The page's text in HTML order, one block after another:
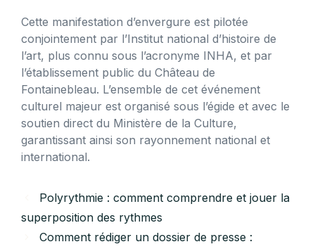
Cette manifestation d’envergure est pilotée
conjointement par l’Institut national d’histoire de
l’art, plus connu sous l’acronyme INHA, et par
l’établissement public du Château de
Fontainebleau. L’ensemble de cet événement
culturel majeur est organisé sous l’égide et avec le
soutien direct du Ministère de la Culture,
garantissant ainsi son rayonnement national et
international.
Polyrythmie : comment comprendre et jouer la
superposition des rythmes
Comment rédiger un dossier de presse :